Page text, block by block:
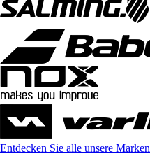
Entdecken Sie alle unsere Marken